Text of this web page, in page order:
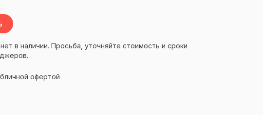
в наличии. Просьба, уточняйте стоимость и сроки
офертой